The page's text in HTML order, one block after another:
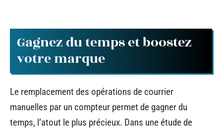
Gagnez du temps et boostez
votre marque
Le remplacement des opérations de courrier
manuelles par un compteur permet de gagner du
temps, l’atout le plus précieux. Dans une étude de